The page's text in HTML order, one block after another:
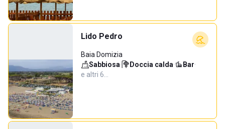
Lido Pedro
Baia Domizia
Sabbiosa· Doccia calda· Bar·
e altri 6…